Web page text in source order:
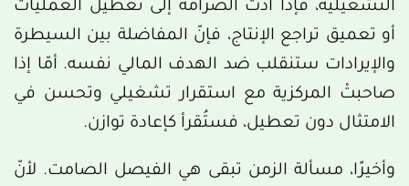
التشغيلية، فإذا أدّت الصرامة إلى تعطيل العمليات
أو تعميق تراجع الإنتاج، فإنّ المفاضلة بين السيطرة
والإيرادات ستنقلب ضد الهدف المالي نفسه. أمّا إذا
صاحبتْ المركزية مع استقرار تشغيلي وتحسن في
الامتثال دون تعطيل، فستُقرأ كإعادة توازن.
وأخيرًا، مسألة الزمن تبقى هي الفيصل الصامت. لأنّ